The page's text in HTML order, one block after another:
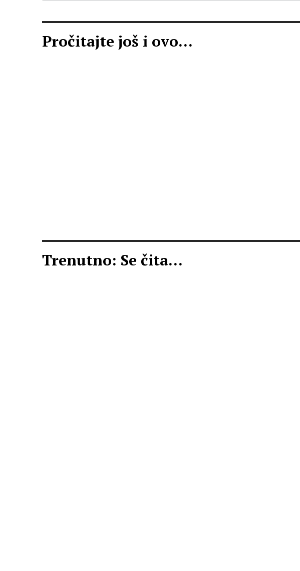
Pročitajte još i ovo...
Trenutno: Se čita...